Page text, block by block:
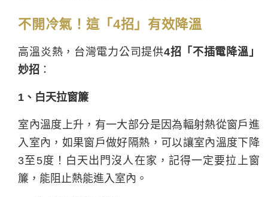
不開冷氣！這「4招」有效降溫
高溫炎熱，台灣電力公司提供4招「不插電降溫」
妙招 ：
1、白天拉窗簾
室內溫度上升，有一大部分是因為輻射熱從窗戶進
入室內，如果窗戶做好隔熱，可以讓室內溫度下降
3至5度！白天出門沒人在家，記得一定要拉上窗
簾，能阻止熱能進入室內。